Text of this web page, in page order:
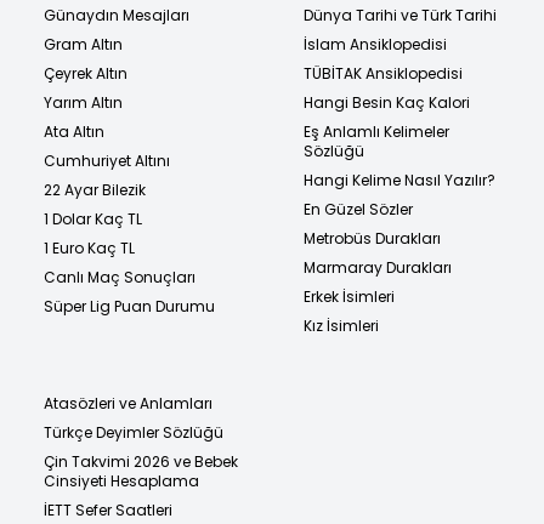
Günaydın Mesajları
Gram Altın
Çeyrek Altın
Yarım Altın
Ata Altın
Cumhuriyet Altını
22 Ayar Bilezik
1 Dolar Kaç TL
1 Euro Kaç TL
Canlı Maç Sonuçları
Süper Lig Puan Durumu
Dünya Tarihi ve Türk Tarihi
İslam Ansiklopedisi
TÜBİTAK Ansiklopedisi
Hangi Besin Kaç Kalori
Eş Anlamlı Kelimeler
Sözlüğü
Hangi Kelime Nasıl Yazılır?
En Güzel Sözler
Metrobüs Durakları
Marmaray Durakları
Erkek İsimleri
Kız İsimleri
Atasözleri ve Anlamları
Türkçe Deyimler Sözlüğü
Çin Takvimi 2026 ve Bebek
Cinsiyeti Hesaplama
İETT Sefer Saatleri